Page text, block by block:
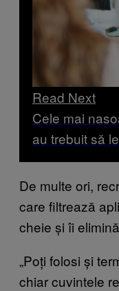
Read Next
Cele mai
au trebuit să
De multe ori,
care filtrează
cheie și îi
„Poți folosi și
chiar cuvintele